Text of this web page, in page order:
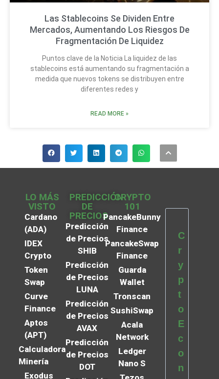
Las Stablecoins Se Dividen Entre
Mercados, Aumentando Los Riesgos De
Fragmentación De Liquidez
Puntos clave de la Noticia La liquidez de las
stablecoins está aumentando su fragmentación a
medida que nuevos tokens se distribuyen entre
diferentes redes y
READ MORE »
LO MÁS
VISTO
Cardano
(ADA)
IDEX
Crypto
Token
Swap
Curve
Finance
Aptos
(APT)
Calculadora
Minería
Exodus
PREDICCIÓN
DE
PRECIOS
Predicción
de Precios
SHIB
Predicción
de Precios
LUNA
Predicción
de Precios
AVAX
Predicción
de Precios
DOT
CRYPTO
101
PancakeBunny
Finance
PancakeSwap
Finance
Guarda
Wallet
Tronscan
SushiSwap
Acala
Network
Ledger
Nano S
C
r
y
p
t
o
E
c
o
n